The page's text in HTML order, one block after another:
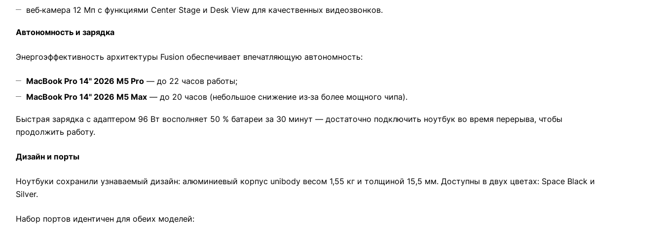
веб‑камера 12 Мп с функциями Center Stage и Desk View для качественных видеозвонков.
Автономность и зарядка
Энергоэффективность архитектуры Fusion обеспечивает впечатляющую автономность:
MacBook Pro 14" 2026 M5 Pro — до 22 часов работы;
MacBook Pro 14" 2026 M5 Max — до 20 часов (небольшое снижение из‑за более мощного чипа).
Быстрая зарядка с адаптером 96 Вт восполняет 50 % батареи за 30 минут — достаточно подключить ноутбук во время перерыва, чтобы
продолжить работу.
Дизайн и порты
Ноутбуки сохранили узнаваемый дизайн: алюминиевый корпус unibody весом 1,55 кг и толщиной 15,5 мм. Доступны в двух цветах: Space Black и
Silver.
Набор портов идентичен для обеих моделей: